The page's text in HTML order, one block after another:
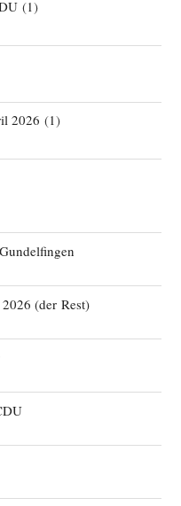
(1)
2026 (1)
(der Rest)